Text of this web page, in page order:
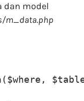
dan model
m_data.php